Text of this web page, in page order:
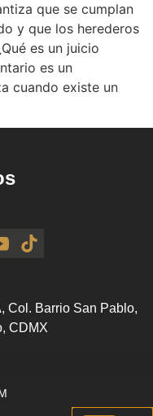
que se cumplan
y que los herederos
es un juicio
es un
cuando existe un
Col. Barrio San Pablo,
CDMX